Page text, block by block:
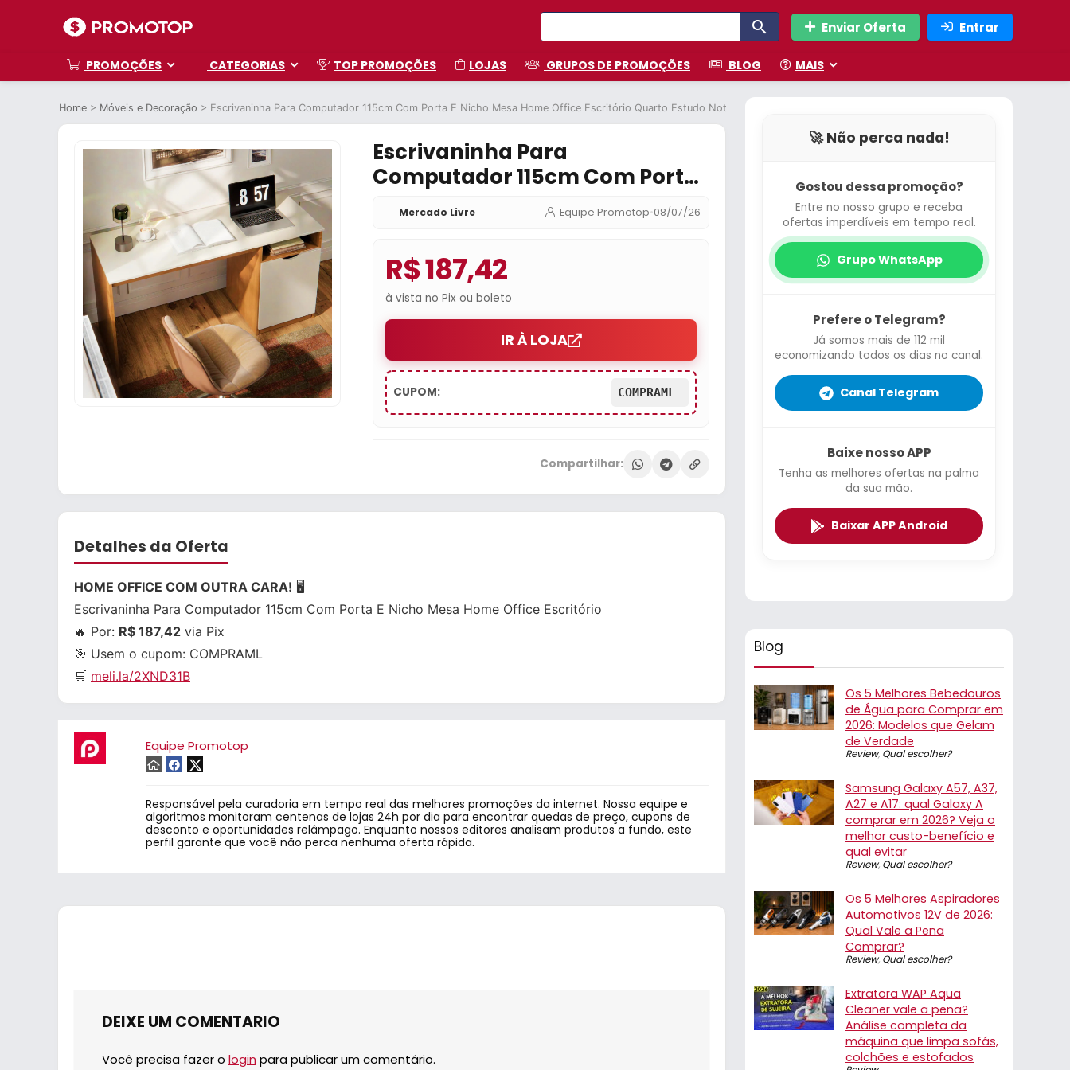
Enviar Oferta Entrar
PROMOÇÕES CATEGORIAS TOP PROMOÇÕES LOJAS GRUPOS DE PROMOÇÕES BLOG MAIS
Home > Móveis e Decoração > Escrivaninha Para Computador 115cm Com Porta E Nicho Mesa Home Office Escritório Quarto Estudo Notebook Moderna Canela Off White
Escrivaninha Para
Computador 115cm Com Porta
E Nicho Mesa Home Office
Escritório Quarto Estudo
Notebook Moderna Canela Off
White
Mercado Livre Equipe Promotop•08/07/26
R$ 187,42
à vista no Pix ou boleto
IR À LOJA
CUPOM: COMPRAML
Compartilhar:
Detalhes da Oferta
HOME OFFICE COM OUTRA CARA! 🖥️
Escrivaninha Para Computador 115cm Com Porta E Nicho Mesa Home Office Escritório
🔥 Por: R$ 187,42 via Pix
🎯 Usem o cupom: COMPRAML
🛒 meli.la/2XND31B
Equipe Promotop
Responsável pela curadoria em tempo real das melhores promoções da internet. Nossa equipe e
algoritmos monitoram centenas de lojas 24h por dia para encontrar quedas de preço, cupons de
desconto e oportunidades relâmpago. Enquanto nossos editores analisam produtos a fundo, este
perfil garante que você não perca nenhuma oferta rápida.
DEIXE UM COMENTARIO
Você precisa fazer o login para publicar um comentário.
🚀 Não perca nada!
Gostou dessa promoção?
Entre no nosso grupo e receba
ofertas imperdíveis em tempo real.
Grupo WhatsApp
Prefere o Telegram?
Já somos mais de 112 mil
economizando todos os dias no canal.
Canal Telegram
Baixe nosso APP
Tenha as melhores ofertas na palma
da sua mão.
Baixar APP Android
Blog
Os 5 Melhores Bebedouros
de Água para Comprar em
2026: Modelos que Gelam
de Verdade
Review, Qual escolher?
Samsung Galaxy A57, A37,
A27 e A17: qual Galaxy A
comprar em 2026? Veja o
melhor custo-benefício e
qual evitar
Review, Qual escolher?
Os 5 Melhores Aspiradores
Automotivos 12V de 2026:
Qual Vale a Pena
Comprar?
Review, Qual escolher?
Extratora WAP Aqua
Cleaner vale a pena?
Análise completa da
máquina que limpa sofás,
colchões e estofados